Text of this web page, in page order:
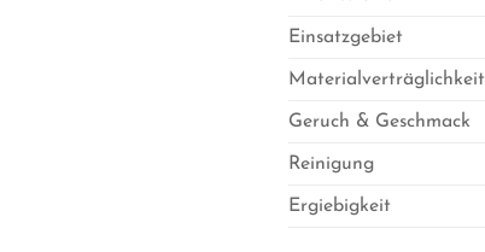
Einsatzgebiet
Materialverträglichkeit
Geruch & Geschmack
Reinigung
Ergiebigkeit